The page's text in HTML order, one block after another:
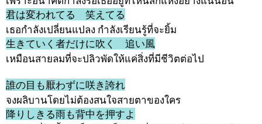
君は変われてる 笑えてる
เธอกำลังเปลี่ยนแปลง กำลังเรียนรู้ที่จะยิ้ม
生きていく者だけに吹く 追い風
เหมือนสายลมที่จะปลิวพัดให้แค่สิ่งที่มีชีวิตต่อไป
誰の目も厭わずに咲き誇れ
จงผลิบานโดยไม่ต้องสนใจสายตาของใคร
降りしきる雨も背中を押すよ